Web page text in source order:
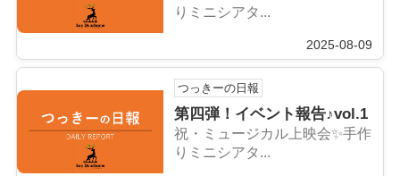
りミニシアタ...
2025-08-09
つっきーの日報
第四弾！イベント報告♪vol.1
祝・ミュージカル上映会✨手作
りミニシアタ...